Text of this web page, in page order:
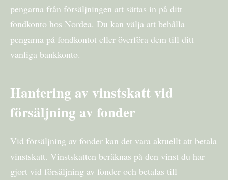
pengarna från försäljningen att sättas in på ditt
fondkonto hos Nordea. Du kan välja att behålla
pengarna på fondkontot eller överföra dem till ditt
vanliga bankkonto.
Hantering av vinstskatt vid
försäljning av fonder
Vid försäljning av fonder kan det vara aktuellt att betala
vinstskatt. Vinstskatten beräknas på den vinst du har
gjort vid försäljning av fonder och betalas till